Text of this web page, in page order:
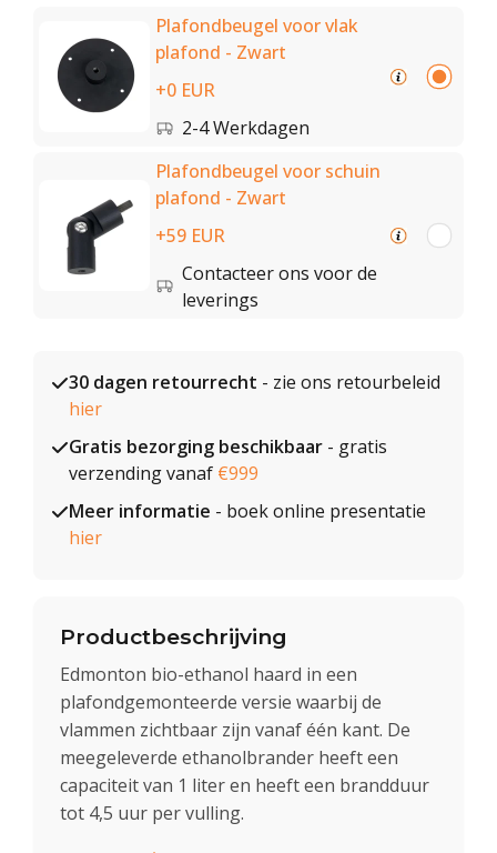
Plafondbeugel voor vlak
plafond - Zwart
+0 EUR
2-4 Werkdagen
Plafondbeugel voor schuin
plafond - Zwart
+59 EUR
Contacteer ons voor de
leverings
30 dagen retourrecht - zie ons retourbeleid
hier
Gratis bezorging beschikbaar - gratis
verzending vanaf €999
Meer informatie - boek online presentatie
hier
Productbeschrijving
Edmonton bio-ethanol haard in een
plafondgemonteerde versie waarbij de
vlammen zichtbaar zijn vanaf één kant. De
meegeleverde ethanolbrander heeft een
capaciteit van 1 liter en heeft een brandduur
tot 4,5 uur per vulling.